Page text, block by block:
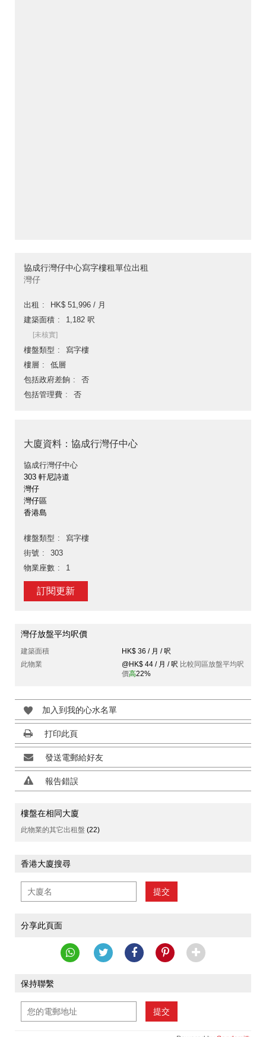
協成行灣仔中心寫字樓租單位出租
灣仔
出租
HK$ 51,996 / 月
建築面積
1,182 呎
[未核實]
樓盤類型
寫字樓
樓層
低層
包括政府差餉
否
包括管理費
否
大廈資料：協成行灣仔中心
協成行灣仔中心
303 軒尼詩道
灣仔
灣仔區
香港島
樓盤類型
寫字樓
街號
303
物業座數
1
訂閱更新
灣仔放盤平均呎價
建築面積
HK$ 36 / 月 / 呎
此物業
@HK$ 44 / 月 / 呎 比較同區放盤平均呎
價高22%
加入到我的心水名單
打印此頁
發送電郵給好友
報告錯誤
樓盤在相同大廈
此物業的其它出租盤 (22)
香港大廈搜尋
提交
分享此頁面
保持聯繫
提交